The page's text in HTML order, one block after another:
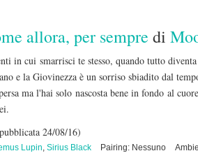
allora, per sempre di
in cui smarrisci te stesso, quando tutto
e la Giovinezza è un sorriso sbiadito dal
ma l'hai solo nascosta bene in fondo al
24/08/16)
Lupin, Sirius Black Pairing: Nessuno